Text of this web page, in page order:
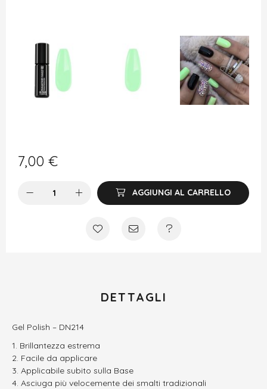
7,00 €
AGGIUNGI AL CARRELLO
DETTAGLI
Gel Polish – DN214
Brillantezza estrema
Facile da applicare
Applicabile subito sulla Base
Asciuga più velocemente dei smalti tradizionali